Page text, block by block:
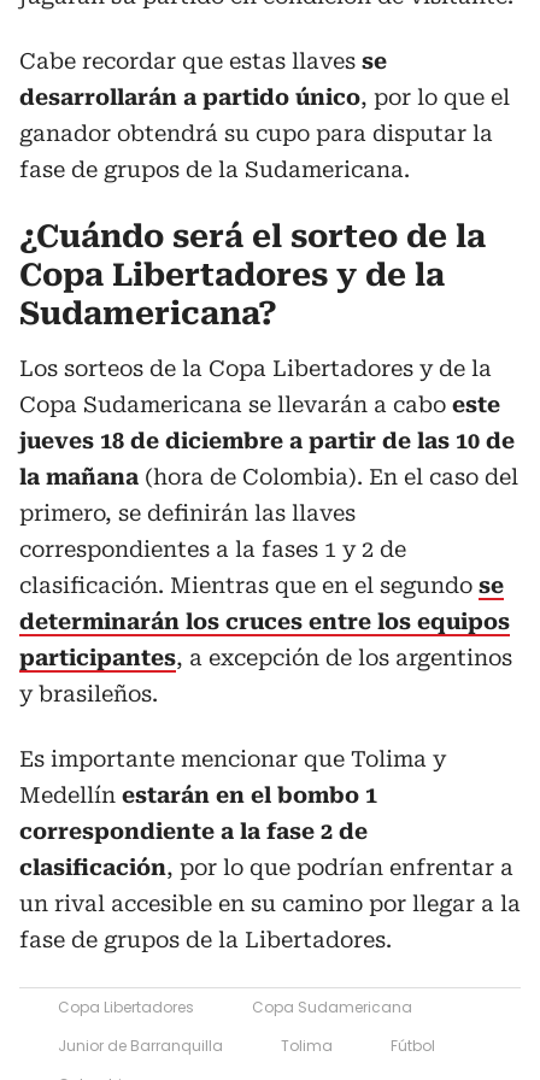
Cabe recordar que estas llaves se
desarrollarán a partido único, por lo que el
ganador obtendrá su cupo para disputar la
fase de grupos de la Sudamericana.
¿Cuándo será el sorteo de la
Copa Libertadores y de la
Sudamericana?
Los sorteos de la Copa Libertadores y de la
Copa Sudamericana se llevarán a cabo este
jueves 18 de diciembre a partir de las 10 de
la mañana (hora de Colombia). En el caso del
primero, se definirán las llaves
correspondientes a la fases 1 y 2 de
clasificación. Mientras que en el segundo se
determinarán los cruces entre los equipos
participantes, a excepción de los argentinos
y brasileños.
Es importante mencionar que Tolima y
Medellín estarán en el bombo 1
correspondiente a la fase 2 de
clasificación, por lo que podrían enfrentar a
un rival accesible en su camino por llegar a la
fase de grupos de la Libertadores.
Copa Libertadores
Copa Sudamericana
Junior de Barranquilla
Tolima
Fútbol